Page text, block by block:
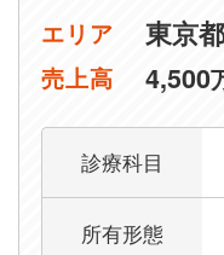
エリア 東京
売上高 4,500
診療科目
所有形態